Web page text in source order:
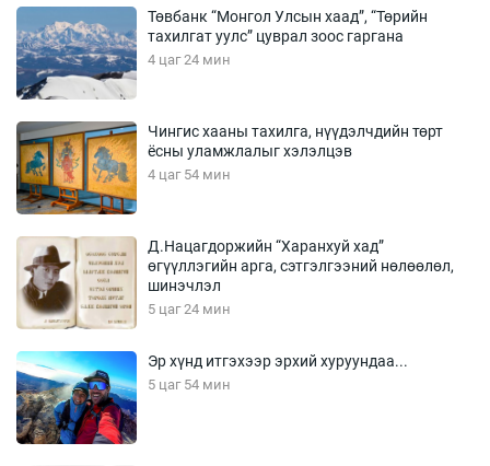
Төвбанк “Монгол Улсын хаад”, “Төрийн
тахилгат уулс” цуврал зоос гаргана
4 цаг 24 мин
Чингис хааны тахилга, нүүдэлчдийн төрт
ёсны уламжлалыг хэлэлцэв
4 цаг 54 мин
Д.Нацагдоржийн “Харанхуй хад”
өгүүллэгийн арга, сэтгэлгээний нөлөөлөл,
шинэчлэл
5 цаг 24 мин
Эр хүнд итгэхээр эрхий хуруундаа...
5 цаг 54 мин